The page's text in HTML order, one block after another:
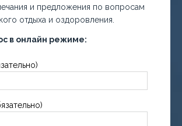
и предложения по вопросам
отдыха и оздоровления.
в онлайн режиме: